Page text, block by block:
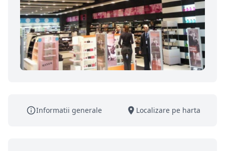
Informatii generale Localizare pe harta